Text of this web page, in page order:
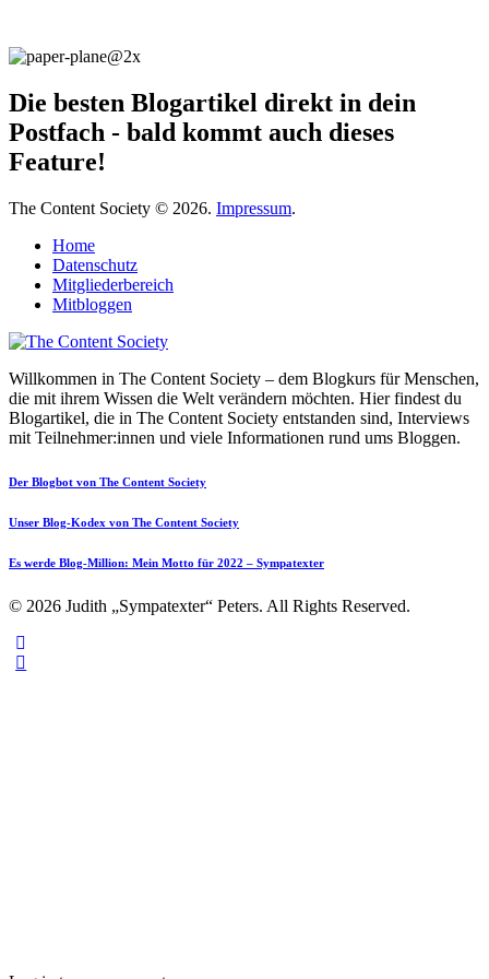
Die besten Blogartikel direkt in dein
Postfach - bald kommt auch dieses
Feature!
The Content Society © 2026. Impressum.
Home
Datenschutz
Mitgliederbereich
Mitbloggen
Willkommen in The Content Society – dem Blogkurs für Menschen,
die mit ihrem Wissen die Welt verändern möchten. Hier findest du
Blogartikel, die in The Content Society entstanden sind, Interviews
mit Teilnehmer:innen und viele Informationen rund ums Bloggen.
Der Blogbot von The Content Society
Unser Blog-Kodex von The Content Society
Es werde Blog-Million: Mein Motto für 2022 – Sympatexter
© 2026 Judith „Sympatexter“ Peters. All Rights Reserved.